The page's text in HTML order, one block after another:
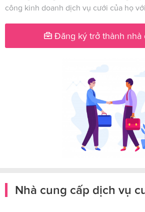
công kinh doanh dịch vụ cưới của họ
Đăng ký trở thành nhà
Nhà cung cấp dịch vụ